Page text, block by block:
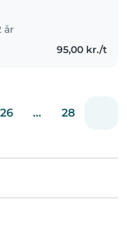
som elsker at
børn. Jeg er
år
95,00 kr./t
26 ... 28